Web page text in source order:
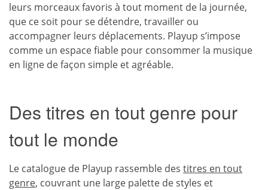
leurs morceaux favoris à tout moment de la journée,
que ce soit pour se détendre, travailler ou
accompagner leurs déplacements. Playup s’impose
comme un espace fiable pour consommer la musique
en ligne de façon simple et agréable.
Des titres en tout genre pour
tout le monde
Le catalogue de Playup rassemble des titres en tout
genre, couvrant une large palette de styles et